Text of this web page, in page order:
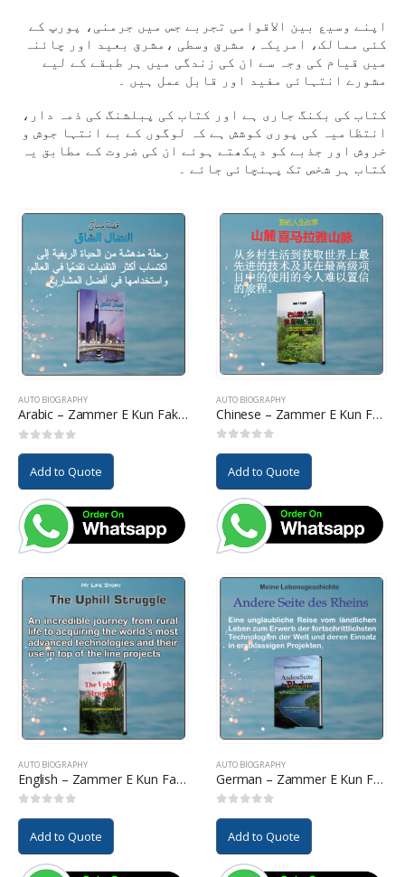
اپنے وسیع بین الاقوامی تجربے جس میں جرمنی، پورپ کے
کئی ممالک، امریکہ، مشرق وسطی ،مشرق بعید اور چائنہ
میں قیام کی وجہ سے ان کی زندگی میں ہر طبقے کے لیے
مشورے انتہائی مفید اور قابل عمل ہیں ۔
کتاب کی بکنگ جاری ہے اور کتاب کی پبلشنگ کی ذمہ دار،
انتظامیہ کی پوری کوشش ہے کہ لوگوں کے بے انتہا جوش و
خروش اور جذبے کو دیکھتے ہوئے ان کی ضروت کے مطابق یہ
کتاب ہر شخص تک پہنچائی جائے ۔
AUTO BIOGRAPHY
Arabic – Zammer E Kun Fakkan Ha Zindagi
Add to Quote
AUTO BIOGRAPHY
Chinese – Zammer E Kun Fakkan Ha Zindagi
Add to Quote
AUTO BIOGRAPHY
English – Zammer E Kun Fakkan Ha Zindagi
Add to Quote
AUTO BIOGRAPHY
German – Zammer E Kun Fakkan Ha Zindagi
Add to Quote